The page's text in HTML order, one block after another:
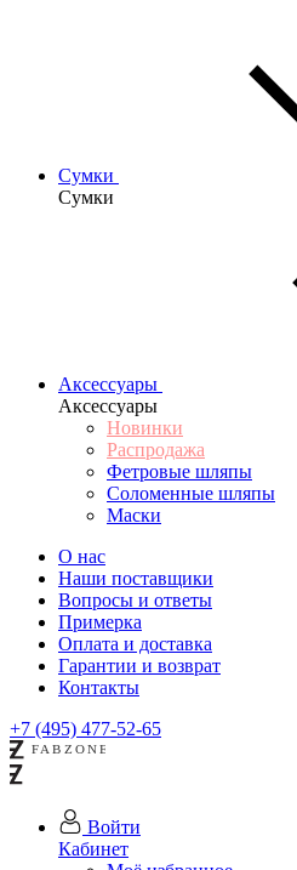
Сумки
Сумки
Аксессуары
Аксессуары
Новинки
Распродажа
Фетровые шляпы
Соломенные шляпы
Маски
О нас
Наши поставщики
Вопросы и ответы
Примерка
Оплата и доставка
Гарантии и возврат
Контакты
+7 (495) 477-52-65
Войти
Кабинет